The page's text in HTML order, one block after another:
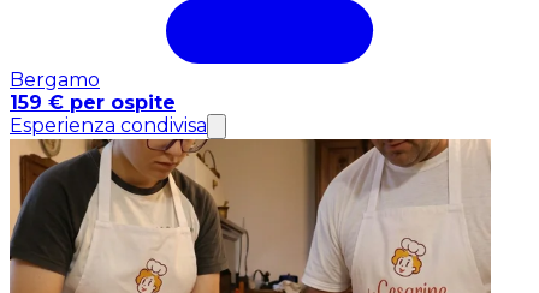
Bergamo
159 € per ospite
Esperienza condivisa